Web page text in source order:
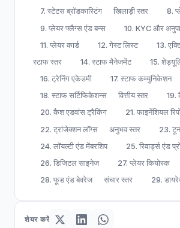
7. स्टेटस ब्रॉडकास्टिंग
खिलाड़ी स्तर
8.
9. प्लेयर फ्लैग्स एंड बन्स
10. KYC और
11. प्लेयर कार्ड
12. गेस्ट लिस्ट
13.
स्टाफ स्तर
14. स्टाफ मैनेजमेंट
15.
16. ट्रेनिंग एकेडमी
17. स्टाफ कम्युनिकेशन
18. स्टाफ सर्टिफिकेशन्स
वित्तीय स्तर
19.
20. कैश एडवांस ट्रैकिंग
21. फाइनेंशियल
22. ट्रांजेक्शन लॉग्स
अनुभव स्तर
23.
24. लॉयल्टी एंड मेंबरशिप
25. रिवार्ड्स एंड
26. डिजिटल साइनेज
27. प्लेयर कियोस्क
28. फूड एंड बेवरेज
संचार स्तर 29.
शेयर करें